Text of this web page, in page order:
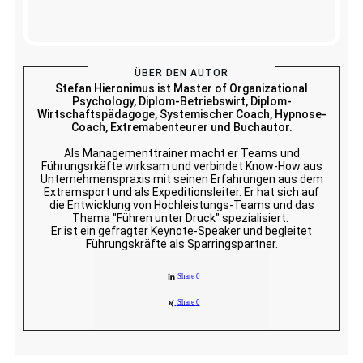
ÜBER DEN AUTOR
Stefan Hieronimus ist Master of Organizational
Psychology, Diplom-Betriebswirt, Diplom-
Wirtschaftspädagoge, Systemischer Coach, Hypnose-
Coach, Extremabenteurer und Buchautor.
Als Managementtrainer macht er Teams und
Führungsrkäfte wirksam und verbindet Know-How aus
Unternehmenspraxis mit seinen Erfahrungen aus dem
Extremsport und als Expeditionsleiter. Er hat sich auf
die Entwicklung von Hochleistungs-Teams und das
Thema "Führen unter Druck" spezialisiert.
Er ist ein gefragter Keynote-Speaker und begleitet
Führungskräfte als Sparringspartner.
Share 0
Share 0